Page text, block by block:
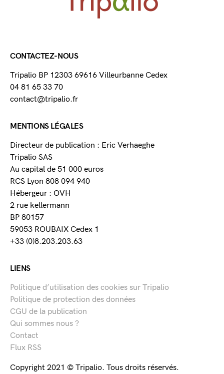
CONTACTEZ-NOUS
Tripalio BP 12303 69616 Villeurbanne Cedex
04 81 65 33 70
contact@tripalio.fr
MENTIONS LÉGALES
Directeur de publication : Eric Verhaeghe
Tripalio SAS
Au capital de 51 000 euros
RCS Lyon 808 094 940
Hébergeur : OVH
2 rue kellermann
BP 80157
59053 ROUBAIX Cedex 1
+33 (0)8.203.203.63
LIENS
Politique d’utilisation des cookies sur Tripalio
Politique de protection des données
CGU de la publication
Qui sommes nous ?
Contact
Flux RSS
Copyright 2021 © Tripalio. Tous droits réservés.